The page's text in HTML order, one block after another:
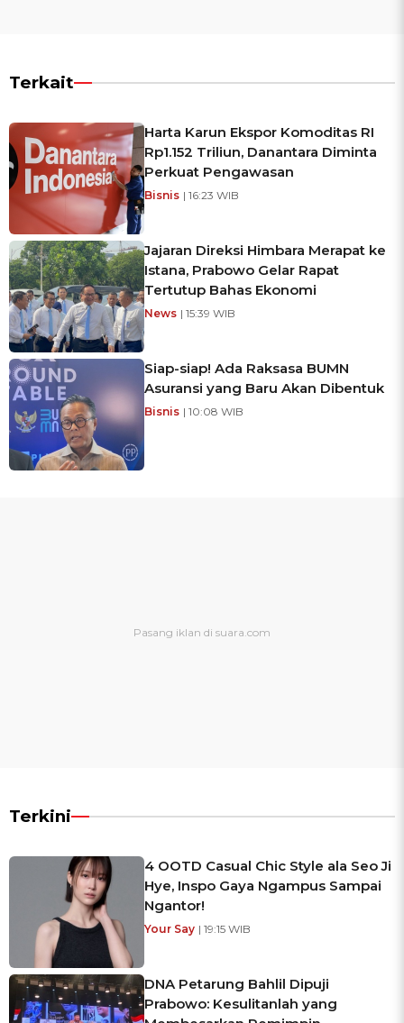
Terkait
Harta Karun Ekspor Komoditas RI
Rp1.152 Triliun, Danantara Diminta
Perkuat Pengawasan
Bisnis | 16:23 WIB
Jajaran Direksi Himbara Merapat ke
Istana, Prabowo Gelar Rapat
Tertutup Bahas Ekonomi
News | 15:39 WIB
Siap-siap! Ada Raksasa BUMN
Asuransi yang Baru Akan Dibentuk
Bisnis | 10:08 WIB
Terkini
4 OOTD Casual Chic Style ala Seo Ji
Hye, Inspo Gaya Ngampus Sampai
Ngantor!
Your Say | 19:15 WIB
DNA Petarung Bahlil Dipuji
Prabowo: Kesulitanlah yang